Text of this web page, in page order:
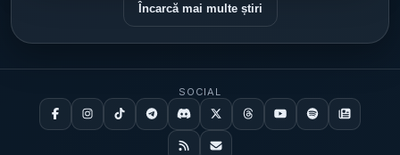
Încarcă mai multe știri
SOCIAL